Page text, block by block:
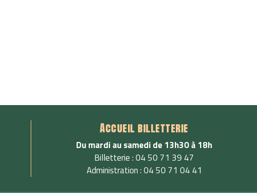
Accueil billetterie
Du mardi au samedi de 13h30 à 18h
Billetterie : 04 50 71 39 47
Administration : 04 50 71 04 41